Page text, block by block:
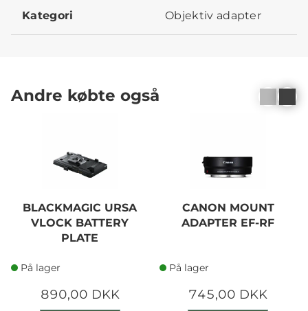
Kategori Objektiv adapter
Andre købte også
BLACKMAGIC URSA
VLOCK BATTERY
PLATE
På lager
890,00 DKK
CANON MOUNT
ADAPTER EF-RF
På lager
745,00 DKK